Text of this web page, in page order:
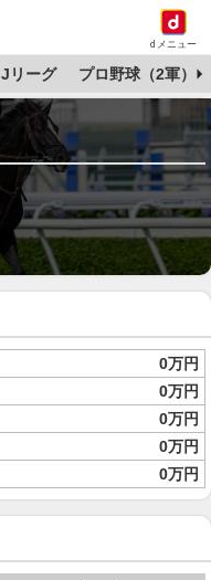
dメニュー
Jリーグ プロ野球（2軍）
0万円
0万円
0万円
0万円
0万円